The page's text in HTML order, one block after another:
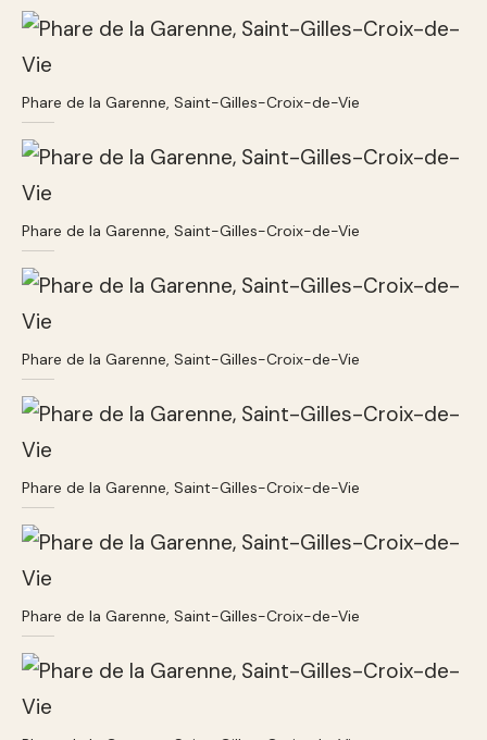
Phare de la Garenne, Saint-Gilles-Croix-de-Vie
Phare de la Garenne, Saint-Gilles-Croix-de-Vie
Phare de la Garenne, Saint-Gilles-Croix-de-Vie
Phare de la Garenne, Saint-Gilles-Croix-de-Vie
Phare de la Garenne, Saint-Gilles-Croix-de-Vie